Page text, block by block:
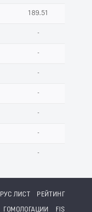
189.51
-
-
-
-
-
-
-
РУС ЛИСТ РЕЙТИНГ
ГОМОЛОГАЦИИ FIS